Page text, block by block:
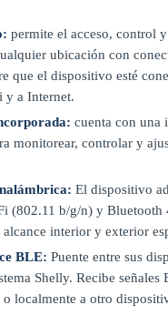
permite el acceso, control
ubicación con
que el dispositivo esté
y a Internet.
cuenta con una
monitorear, controlar y
El dispositivo
(802.11 b/g/n) y Bluetooth
alcance interior y exterior
BLE: Puente entre sus
Shelly. Recibe señales
o localmente a otro